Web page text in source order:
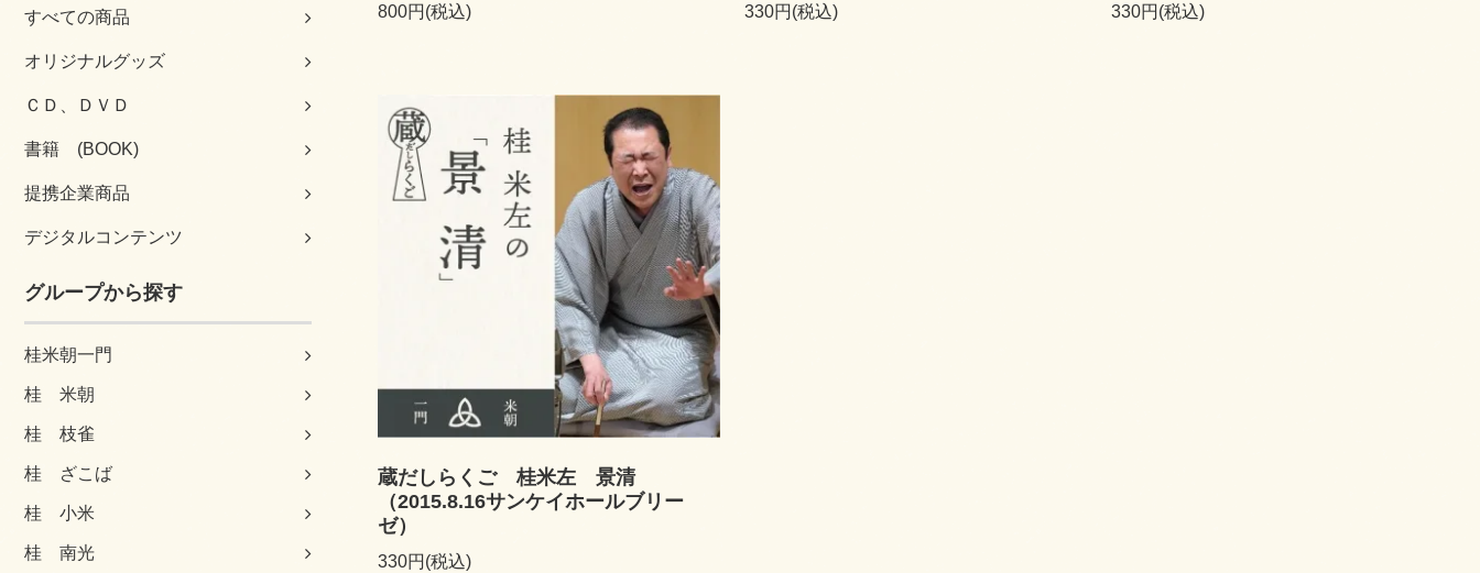
すべての商品
オリジナルグッズ
ＣＤ、ＤＶＤ
書籍 (BOOK)
提携企業商品
デジタルコンテンツ
グループから探す
桂米朝一門
桂 米朝
桂 枝雀
桂 ざこば
桂 小米
桂 南光
800円(税込) 330円(税込) 330円(税込)
蔵だしらくご 桂米左 景清
（2015.8.16サンケイホールブリー
ゼ）
330円(税込)